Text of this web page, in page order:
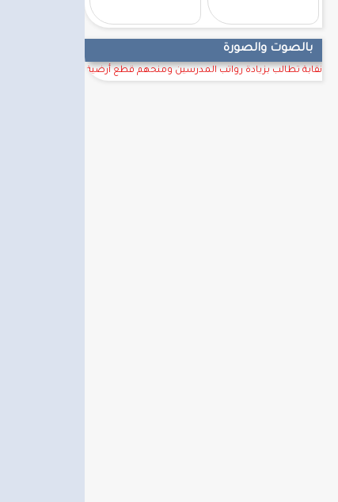
بالصوت والصورة
نقابة تطالب بزيادة رواتب المدرسين ومنحهم قطع أرضية